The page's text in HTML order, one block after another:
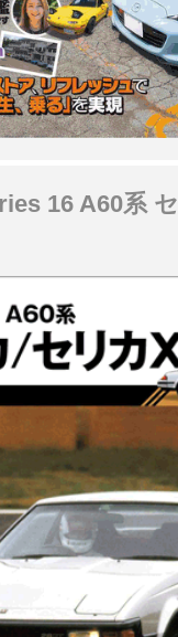
16 A60系